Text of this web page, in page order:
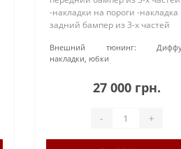
-накладки на пороги -накладка
задний бампер из 3-х частей
-комплект для крепления
АБС-пластик Цвет..
Внешний тюнинг:
накладки, юбки
27 000 грн.
- +